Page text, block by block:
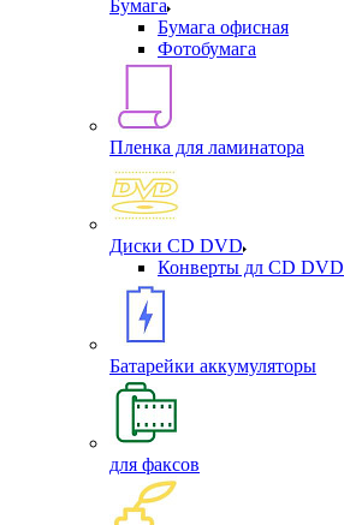
Бумага
Бумага офисная
Фотобумага
Пленка для ламинатора
Диски CD DVD
Конверты дл CD DVD
Батарейки аккумуляторы
для факсов